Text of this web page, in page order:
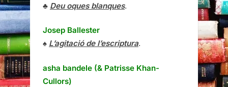
♣ Deu oques blanques.
Josep Ballester
♠ L’agitació de l’escriptura.
asha bandele (& Patrisse Khan-
Cullors)